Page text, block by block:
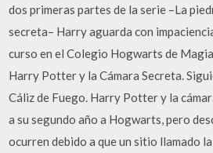
dos primeras partes de la serie –La
secreta– Harry aguarda con
curso en el Colegio Hogwarts de
Harry Potter y la Cámara Secreta.
Cáliz de Fuego. Harry Potter y la
a su segundo año a Hogwarts, pero
ocurren debido a que un sitio llamado